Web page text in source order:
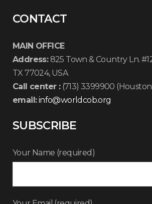
CONTACT
MAIN OFFICE
Address:825 Town & Country Ln.
TX 77024, USA
Call center :(713) 3399900
email:info@worldcob.org
SUBSCRIBE
Your Name (required)